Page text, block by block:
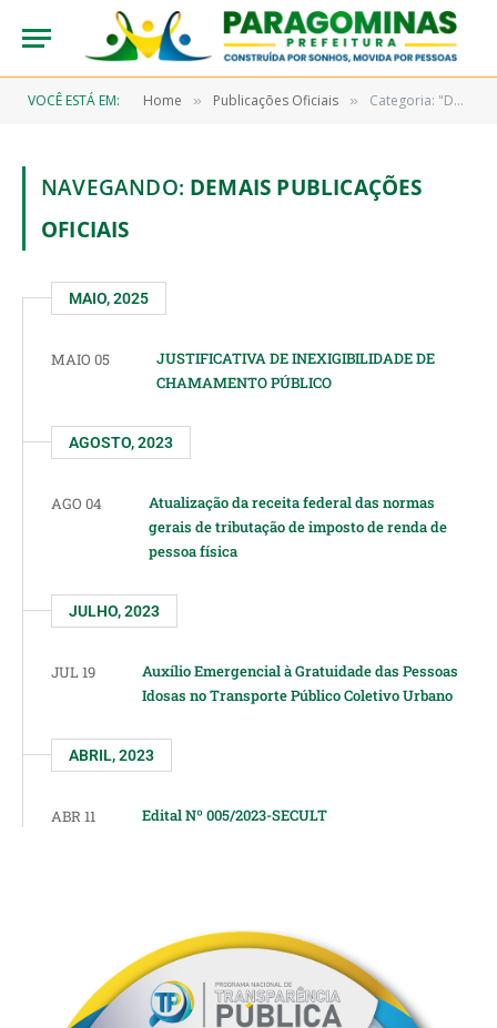
VOCÊ ESTÁ EM: Home » Publicações Oficiais » Categoria: "Demais Publicações Oficiais"
NAVEGANDO: DEMAIS PUBLICAÇÕES
OFICIAIS
MAIO, 2025
MAIO 05
JUSTIFICATIVA DE INEXIGIBILIDADE DE
CHAMAMENTO PÚBLICO
AGOSTO, 2023
AGO 04
Atualização da receita federal das normas
gerais de tributação de imposto de renda de
pessoa física
JULHO, 2023
JUL 19
Auxílio Emergencial à Gratuidade das Pessoas
Idosas no Transporte Público Coletivo Urbano
ABRIL, 2023
ABR 11 Edital Nº 005/2023-SECULT